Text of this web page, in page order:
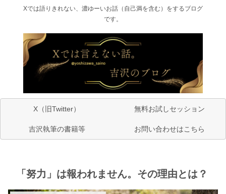
Xでは語りきれない、濃ゆーいお話（自己満を含む）をするブログ
です。
X（旧Twitter） 無料お試しセッション
吉沢執筆の書籍等 お問い合わせはこちら
「努力」は報われません。その理由とは？